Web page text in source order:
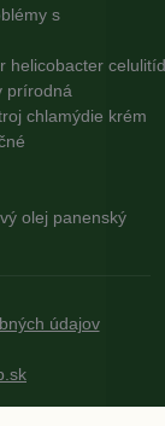
s
helicobacter
prírodná
chlamýdie krém
olej panenský
údajov